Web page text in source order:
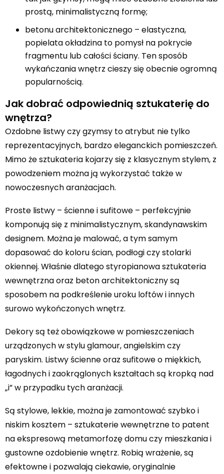
prostą, minimalistyczną formę;
betonu architektonicznego – elastyczna,
popielata okładzina to pomysł na pokrycie
fragmentu lub całości ściany. Ten sposób
wykańczania wnętrz cieszy się obecnie ogromną
popularnością.
Jak dobrać odpowiednią sztukaterię do
wnętrza?
Ozdobne listwy czy gzymsy to atrybut nie tylko
reprezentacyjnych, bardzo eleganckich pomieszczeń.
Mimo że sztukateria kojarzy się z klasycznym stylem, z
powodzeniem można ją wykorzystać także w
nowoczesnych aranżacjach.
Proste listwy – ścienne i sufitowe – perfekcyjnie
komponują się z minimalistycznym, skandynawskim
designem. Można je malować, a tym samym
dopasować do koloru ścian, podłogi czy stolarki
okiennej. Właśnie dlatego styropianowa sztukateria
wewnętrzna oraz beton architektoniczny są
sposobem na podkreślenie uroku loftów i innych
surowo wykończonych wnętrz.
Dekory są też obowiązkowe w pomieszczeniach
urządzonych w stylu glamour, angielskim czy
paryskim. Listwy ścienne oraz sufitowe o miękkich,
łagodnych i zaokrąglonych kształtach są kropką nad
„i” w przypadku tych aranżacji.
Są stylowe, lekkie, można je zamontować szybko i
niskim kosztem – sztukaterie wewnętrzne to patent
na ekspresową metamorfozę domu czy mieszkania i
gustowne ozdobienie wnętrz. Robią wrażenie, są
efektowne i pozwalają ciekawie, oryginalnie